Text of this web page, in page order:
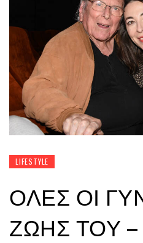
LIFESTYLE
ΌΛΕΣ ΟΙ
ΖΩΉΣ ΤΟΥ –